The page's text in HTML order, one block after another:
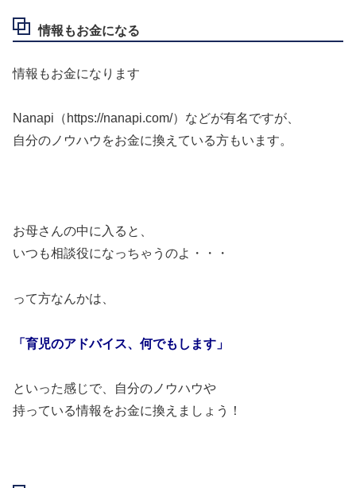
情報もお金になる
情報もお金になります
Nanapi（https://nanapi.com/）などが有名ですが、
自分のノウハウをお金に換えている方もいます。
お母さんの中に入ると、
いつも相談役になっちゃうのよ・・・
って方なんかは、
「育児のアドバイス、何でもします」
といった感じで、自分のノウハウや
持っている情報をお金に換えましょう！